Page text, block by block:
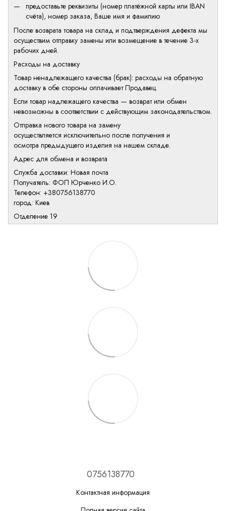
предоставьте реквизиты (номер платёжной карты или IBAN
счёта), номер заказа, Ваше имя и фамилию
После возврата товара на склад и подтверждения дефекта мы
осуществим отправку замены или возмещение в течение 3-х
рабочих дней.
Расходы на доставку
Товар ненадлежащего качества (брак): расходы на обратную
доставку в обе стороны оплачивает Продавец.
Если товар надлежащего качества — возврат или обмен
невозможны в соответствии с действующим законодательством.
Отправка нового товара на замену
осуществляется исключительно после получения и
осмотра предыдущего изделия на нашем складе.
Адрес для обмена и возврата
Служба доставки: Новая почта
Получатель: ФОП Юрченко И.О.
Телефон: +380756138770
город: Киев
Отделение 19
0756138770
Контактная информация